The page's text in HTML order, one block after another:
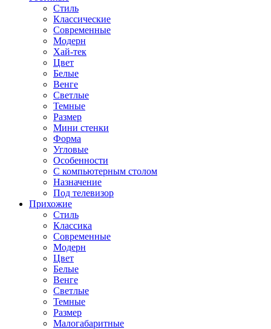
Стиль
Классические
Современные
Модерн
Хай-тек
Цвет
Белые
Венге
Светлые
Темные
Размер
Мини стенки
Форма
Угловые
Особенности
С компьютерным столом
Назначение
Под телевизор
Прихожие
Стиль
Классика
Современные
Модерн
Цвет
Белые
Венге
Светлые
Темные
Размер
Малогабаритные